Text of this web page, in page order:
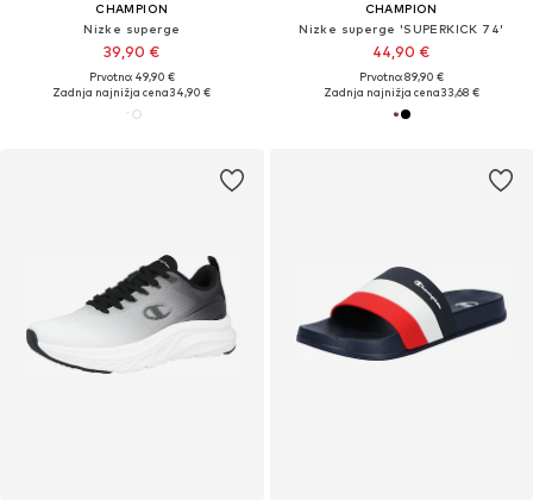
CHAMPION
Nizke superge
39,90 €
Prvotno: 49,90 €
Zadnja najnižja cena34,90 €
CHAMPION
Nizke superge 'SUPERKICK 74'
44,90 €
Prvotno: 89,90 €
Zadnja najnižja cena33,68 €